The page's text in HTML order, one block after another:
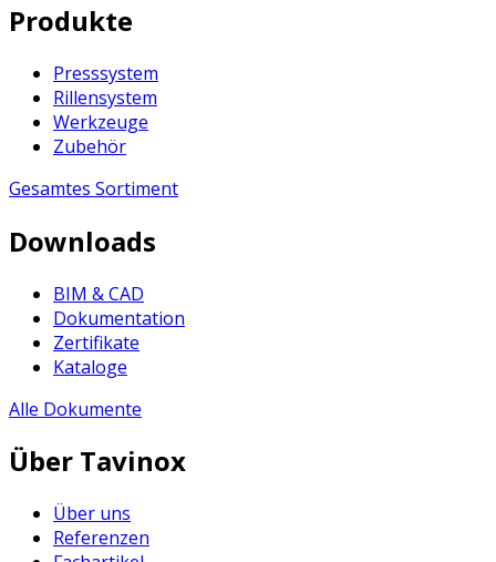
Produkte
Presssystem
Rillensystem
Werkzeuge
Zubehör
Gesamtes Sortiment
Downloads
BIM & CAD
Dokumentation
Zertifikate
Kataloge
Alle Dokumente
Über Tavinox
Über uns
Referenzen